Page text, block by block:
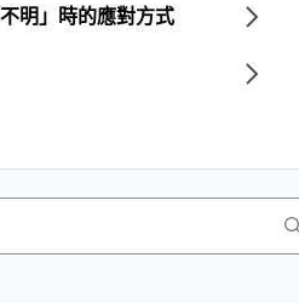
明」時的應對方式